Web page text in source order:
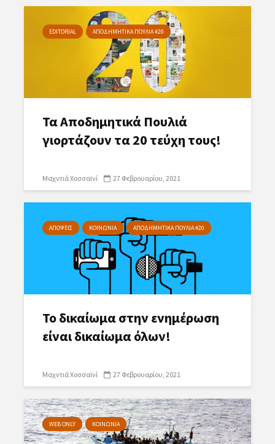
EDITORIAL ΑΠΟΔΗΜΗΤΙΚΑ ΠΟΥΛΙΑ #20
Τα Αποδημητικά Πουλιά
γιορτάζουν τα 20 τεύχη τους!
Μαχντιά Χοσσαϊνί 27 Φεβρουαρίου, 2021
ΑΠΟΨΕΙΣ ΚΟΙΝΩΝΙΑ ΑΠΟΔΗΜΗΤΙΚΑ ΠΟΥΛΙΑ #20
Το δικαίωμα στην ενημέρωση
είναι δικαίωμα όλων!
Μαχντιά Χοσσαϊνί 27 Φεβρουαρίου, 2021
WEB ONLY ΚΟΙΝΩΝΙΑ